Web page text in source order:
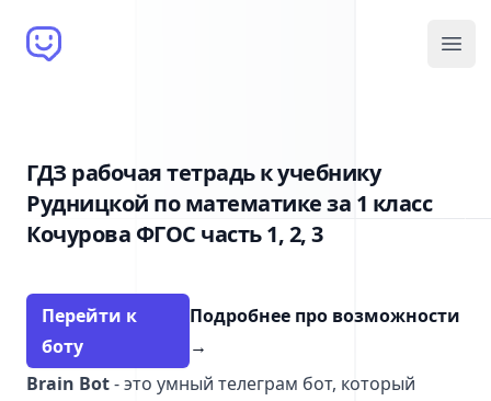
Brain Bot
ГДЗ рабочая тетрадь к учебнику
Рудницкой по математике за 1 класс
Кочурова ФГОС часть 1, 2, 3
Перейти к
боту
Подробнее про возможности
→
Brain Bot- это умный телеграм бот, который